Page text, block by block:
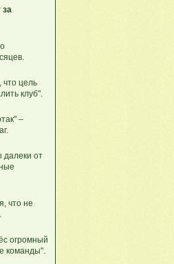
за
цель
клуб".
–
от
что не
огромный
команды".